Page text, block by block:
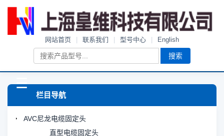
网站首页 联系我们 型号中心 English
搜索
☰
栏目导航
AVC尼龙电缆固定头
直型电缆固定头